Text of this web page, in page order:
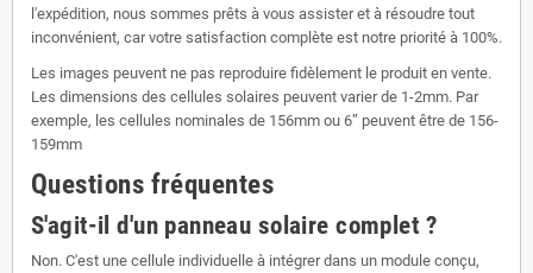
l'expédition, nous sommes prêts à vous assister et à résoudre tout
inconvénient, car votre satisfaction complète est notre priorité à 100%.
Les images peuvent ne pas reproduire fidèlement le produit en vente.
Les dimensions des cellules solaires peuvent varier de 1-2mm. Par
exemple, les cellules nominales de 156mm ou 6” peuvent être de 156-
159mm
Questions fréquentes
S'agit-il d'un panneau solaire complet ?
Non. C'est une cellule individuelle à intégrer dans un module conçu,